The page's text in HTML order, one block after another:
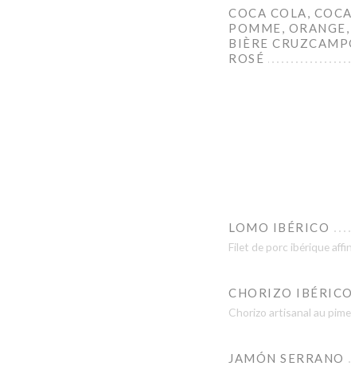
COCA COLA,
POMME,
BIÈRE
ROSÉ
LOMO IBÉRICO
Filet de porc ibérique
CHORIZO IBÉRICO
Chorizo artisanal au
JAMÓN SERRANO